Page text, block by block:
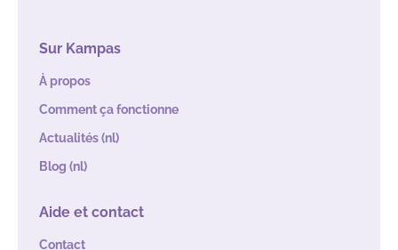
Sur Kampas
À propos
Comment ça fonctionne
Actualités (nl)
Blog (nl)
Aide et contact
Contact